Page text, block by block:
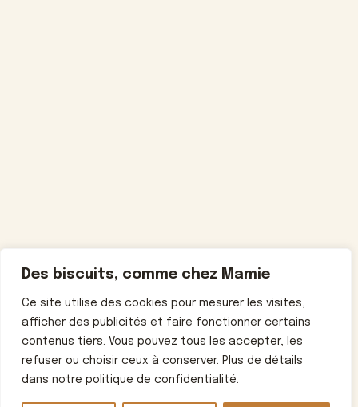
Des biscuits, comme chez Mamie
Ce site utilise des cookies pour mesurer les visites,
afficher des publicités et faire fonctionner certains
contenus tiers. Vous pouvez tous les accepter, les
refuser ou choisir ceux à conserver. Plus de détails
dans notre politique de confidentialité.